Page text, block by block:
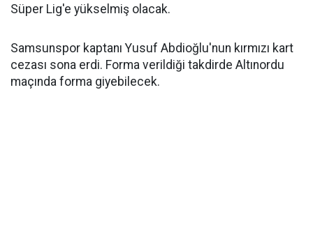
Süper Lig'e yükselmiş olacak.
Samsunspor kaptanı Yusuf Abdioğlu'nun kırmızı kart
cezası sona erdi. Forma verildiği takdirde Altınordu
maçında forma giyebilecek.